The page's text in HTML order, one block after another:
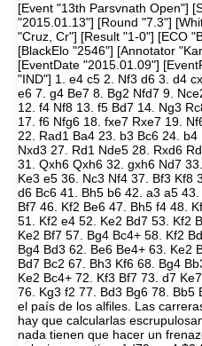
[Event "13th Parsvnath Open"]
"2015.01.13"] [Round "7.3"]
"Cruz, Cr"] [Result "1-0"] [ECO
[BlackElo "2546"] [Annotator
[EventDate "2015.01.09"]
"IND"] 1. e4 c5 2. Nf3 d6 3. d4
e6 7. g4 Be7 8. Bg2 Nfd7 9.
12. f4 Nf8 13. f5 Bd7 14. Ng3
17. f6 Nfg6 18. fxe7 Rxe7 19.
22. Rad1 Ba4 23. b3 Bc6 24.
Nxd3 27. Rd1 Nde5 28. Rxd6
31. Qxh6 Qxh6 32. gxh6 Nd7
Ke3 e5 36. Nc3 Nf4 37. Bf3 Kf8
d6 Bc6 41. Bh5 b6 42. a3 a5
Bf7 46. Kf2 Be6 47. Bh5 f4 48.
51. Kf2 e4 52. Ke2 Bd7 53. Kf2
Ke2 Bf7 57. Bg4 Bc4+ 58. Kf2
Bg4 Bd3 62. Be6 Be4+ 63. Ke2
Bd7 Bc2 67. Bh3 Kf6 68. Bg4
Ke2 Bc4+ 72. Kf3 Bf7 73. d7
76. Kg3 f2 77. Bd3 Bg6 78. Bb5
el país de los alfiles. Las
hay que calcularlas
nada tienen que hacer un